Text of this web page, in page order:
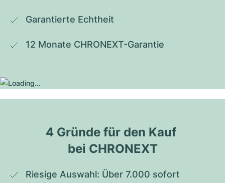
Garantierte Echtheit
12 Monate CHRONEXT-Garantie
4 Gründe für den Kauf
bei CHRONEXT
Riesige Auswahl: Über 7.000 sofort